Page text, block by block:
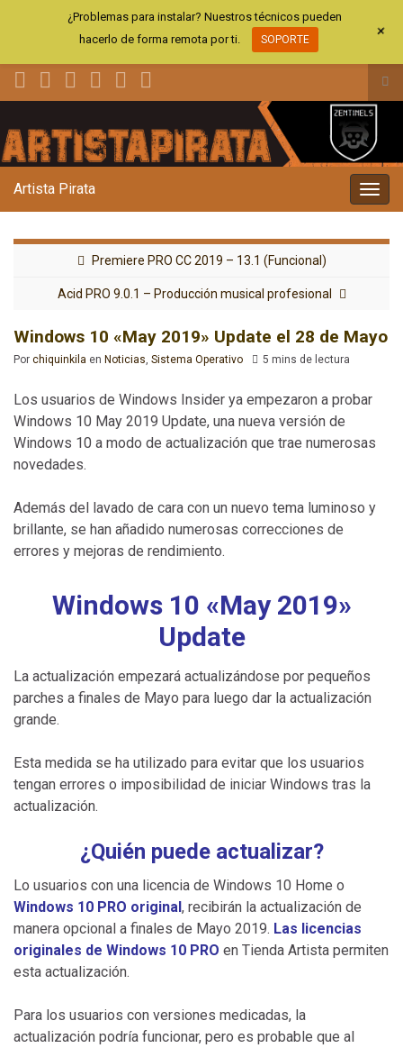
el
la
Artista Pirata
Premiere PRO CC 2019 – 13.1 (Funcional)
Acid PRO 9.0.1 – Producción musical profesional
Windows 10 «May 2019» Update el 28 de Mayo
Por chiquinkila en Noticias, Sistema Operativo 5 mins de lectura
Los usuarios de Windows Insider ya empezaron a probar
Windows 10 May 2019 Update, una nueva versión de
Windows 10 a modo de actualización que trae numerosas
novedades.
Además del lavado de cara con un nuevo tema luminoso y
brillante, se han añadido numerosas correcciones de
errores y mejoras de rendimiento.
Windows 10 «May 2019»
Update
La actualización empezará actualizándose por pequeños
parches a finales de Mayo para luego dar la actualización
grande.
Esta medida se ha utilizado para evitar que los usuarios
tengan errores o imposibilidad de iniciar Windows tras la
actualización.
¿Quién puede actualizar?
Lo usuarios con una licencia de Windows 10 Home o
Windows 10 PRO original, recibirán la actualización de
manera opcional a finales de Mayo 2019. Las licencias
originales de Windows 10 PRO en Tienda Artista permiten
esta actualización.
Para los usuarios con versiones medicadas, la
actualización podría funcionar, pero es probable que al
¿Problemas para instalar? Nuestros técnicos pueden
hacerlo de forma remota por ti.
SOPORTE +